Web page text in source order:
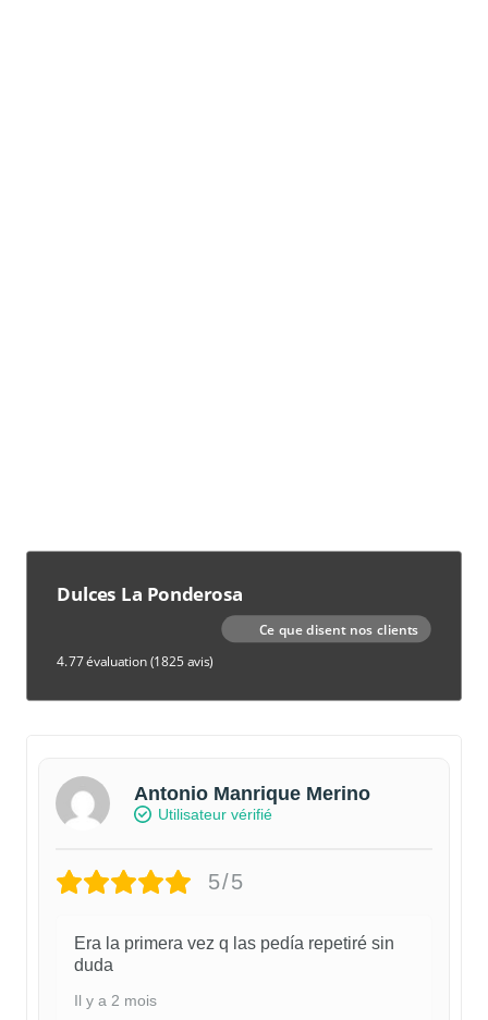
Dulces La Ponderosa
Ce que disent nos clients
4.77 évaluation(1825 avis)
Antonio Manrique Merino
Utilisateur vérifié
5/5
Era la primera vez q las pedía repetiré sin
duda
Il y a 2 mois